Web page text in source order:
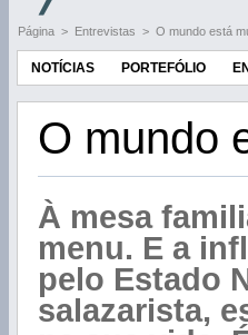
Página > Entrevistas > O mundo está
NOTÍCIAS PORTEFÓLIO
O mundo
À mesa
menu. E a
pelo Estado
salazarista,